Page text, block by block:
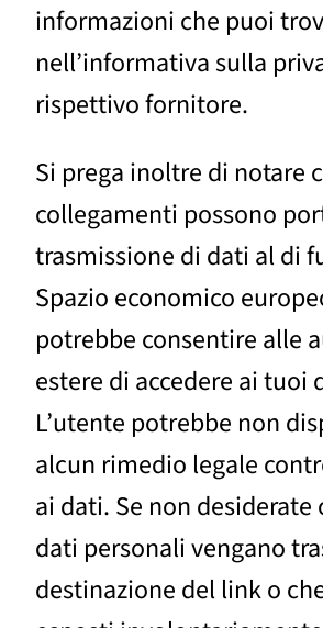
informazioni che puoi
nell’informativa sulla
rispettivo fornitore.
Si prega inoltre di notare
collegamenti possono
trasmissione di dati al di
Spazio economico
potrebbe consentire alle
estere di accedere ai tuoi
L’utente potrebbe non
alcun rimedio legale
ai dati. Se non desiderate
dati personali vengano
destinazione del link o